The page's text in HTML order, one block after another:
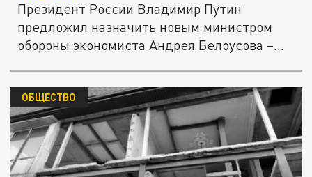
Президент России Владимир Путин
предложил назначить новым министром
обороны экономиста Андрея Белоусова –...
ОБЩЕСТВО